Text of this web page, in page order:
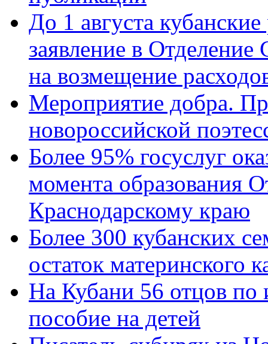
До 1 августа
заявление в
на возмещение
Мероприятие добра.
новороссийской
Более 95% госуслуг
момента образования
Краснодарскому краю
Более 300 кубанских
остаток материнского
На Кубани 56 отцов по
пособие на детей